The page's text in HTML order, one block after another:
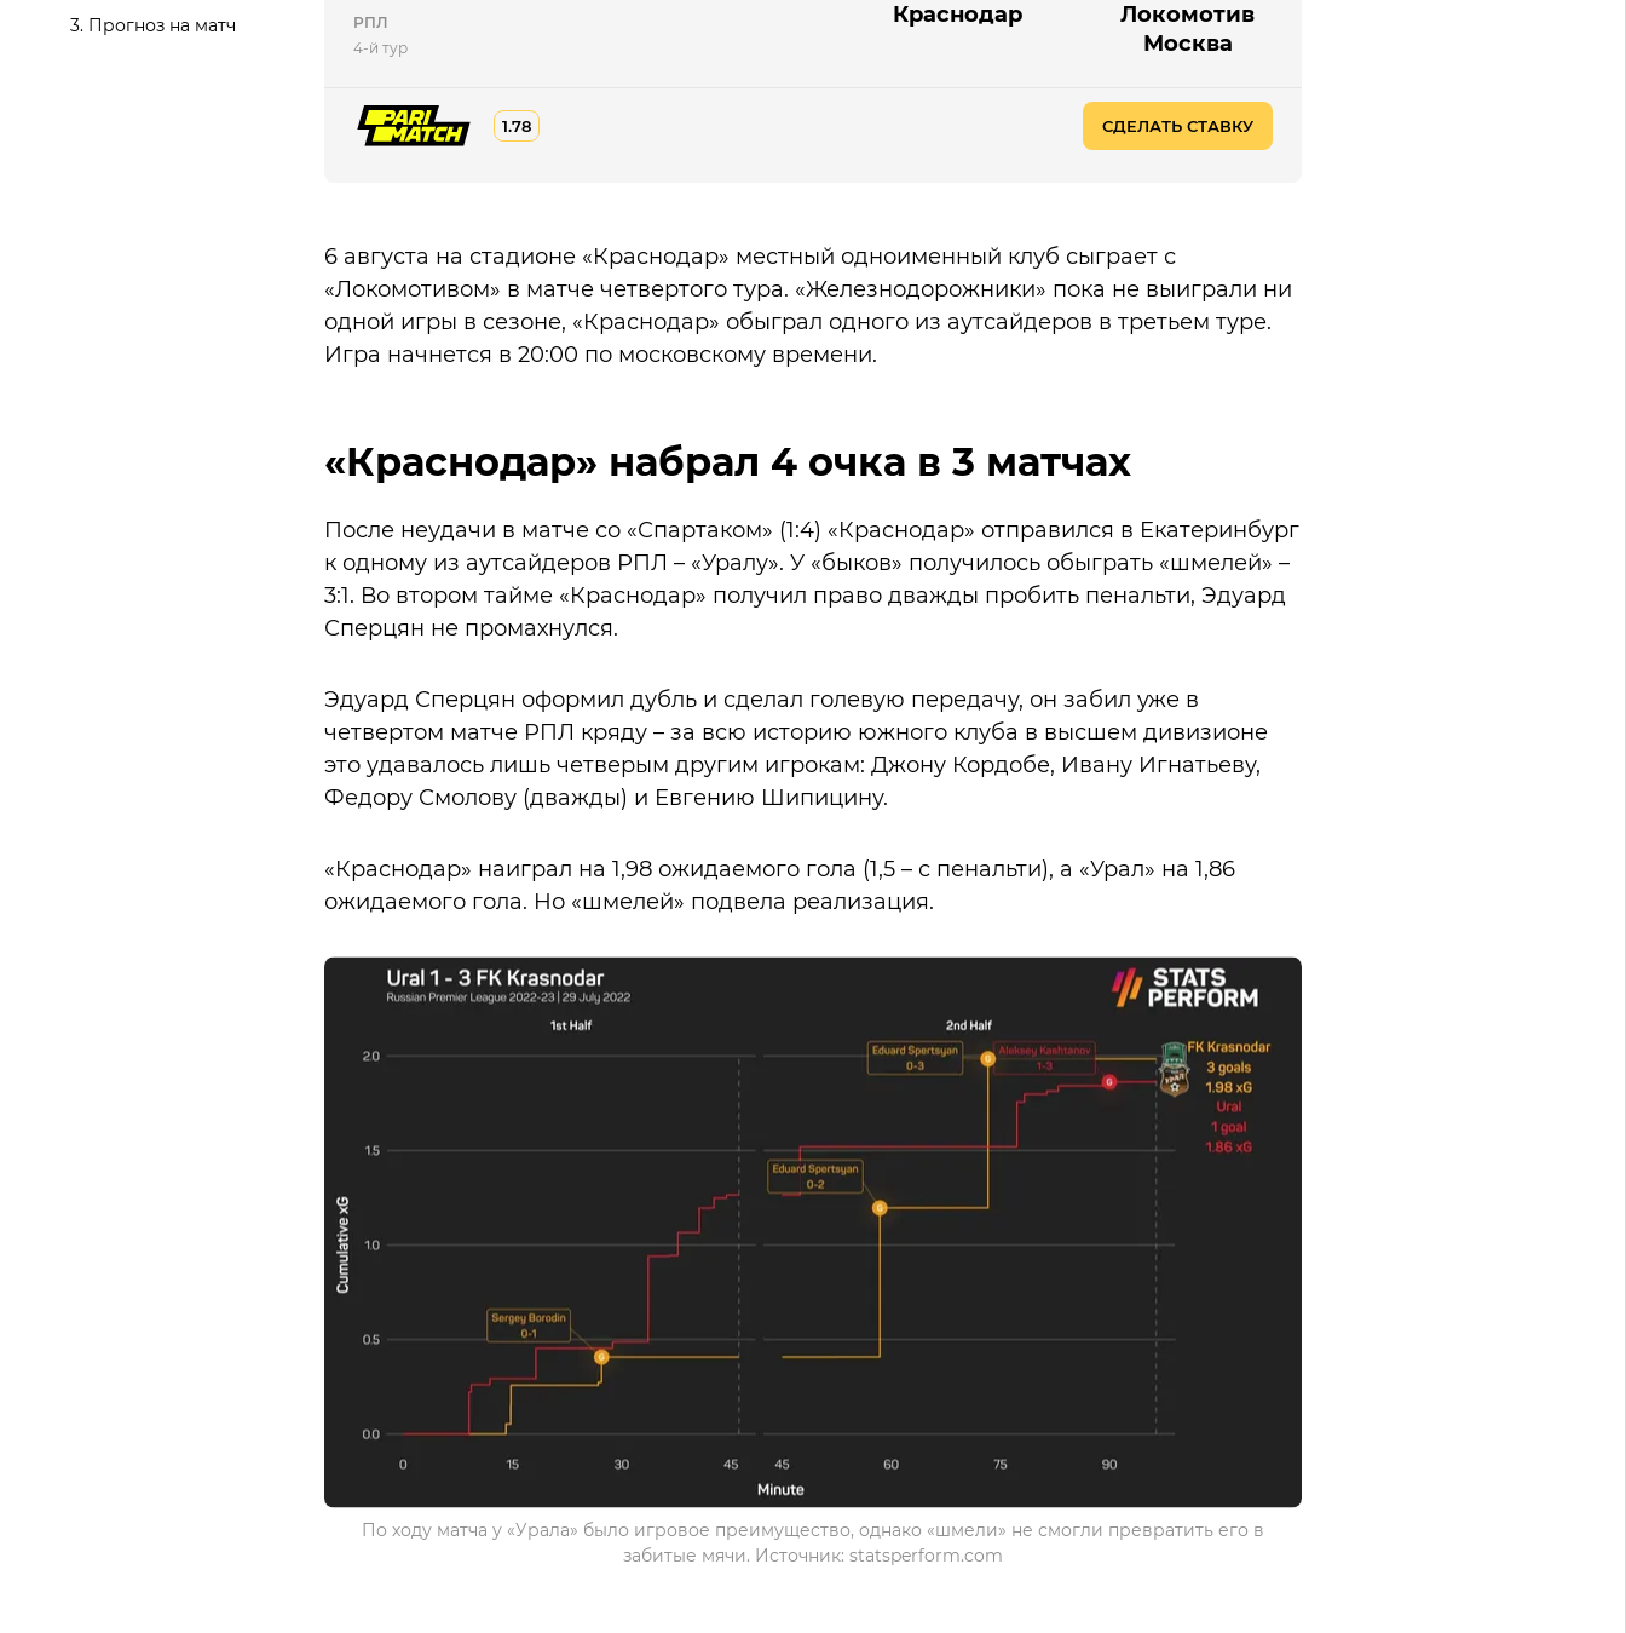
3. Прогноз на матч Краснодар
Локомотив
Москва
РПЛ
4-й тур
1.78 СДЕЛАТЬ СТАВКУ
6 августа на стадионе «Краснодар» местный одноименный клуб сыграет с
«Локомотивом» в матче четвертого тура. «Железнодорожники» пока не выиграли ни
одной игры в сезоне, «Краснодар» обыграл одного из аутсайдеров в третьем туре.
Игра начнется в 20:00 по московскому времени.
«Краснодар» набрал 4 очка в 3 матчах
После неудачи в матче со «Спартаком» (1:4) «Краснодар» отправился в Екатеринбург
к одному из аутсайдеров РПЛ – «Уралу». У «быков» получилось обыграть «шмелей» –
3:1. Во втором тайме «Краснодар» получил право дважды пробить пенальти, Эдуард
Сперцян не промахнулся.
Эдуард Сперцян оформил дубль и сделал голевую передачу, он забил уже в
четвертом матче РПЛ кряду – за всю историю южного клуба в высшем дивизионе
это удавалось лишь четверым другим игрокам: Джону Кордобе, Ивану Игнатьеву,
Федору Смолову (дважды) и Евгению Шипицину.
«Краснодар» наиграл на 1,98 ожидаемого гола (1,5 – с пенальти), а «Урал» на 1,86
ожидаемого гола. Но «шмелей» подвела реализация.
По ходу матча у «Урала» было игровое преимущество, однако «шмели» не смогли превратить его в
забитые мячи. Источник: statsperform.com